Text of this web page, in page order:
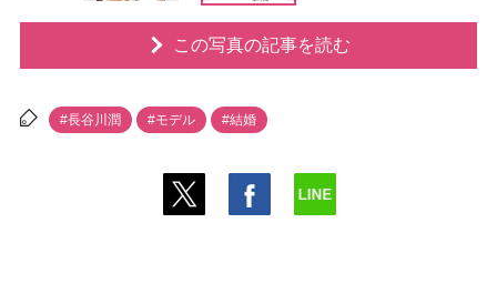
この写真の記事を読む
#長谷川潤 #モデル #結婚